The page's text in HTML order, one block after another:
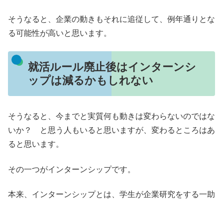
そうなると、企業の動きもそれに追従して、例年通りとな
る可能性が高いと思います。
就活ルール廃止後はインターンシ
ップは減るかもしれない
そうなると、今までと実質何も動きは変わらないのではな
いか？ と思う人もいると思いますが、変わるところはあ
ると思います。
その一つがインターンシップです。
本来、インターンシップとは、学生が企業研究をする一助